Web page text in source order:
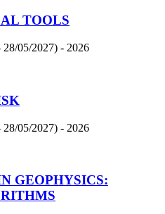
TOOLS
28/05/2027) - 2026
28/05/2027) - 2026
GEOPHYSICS: